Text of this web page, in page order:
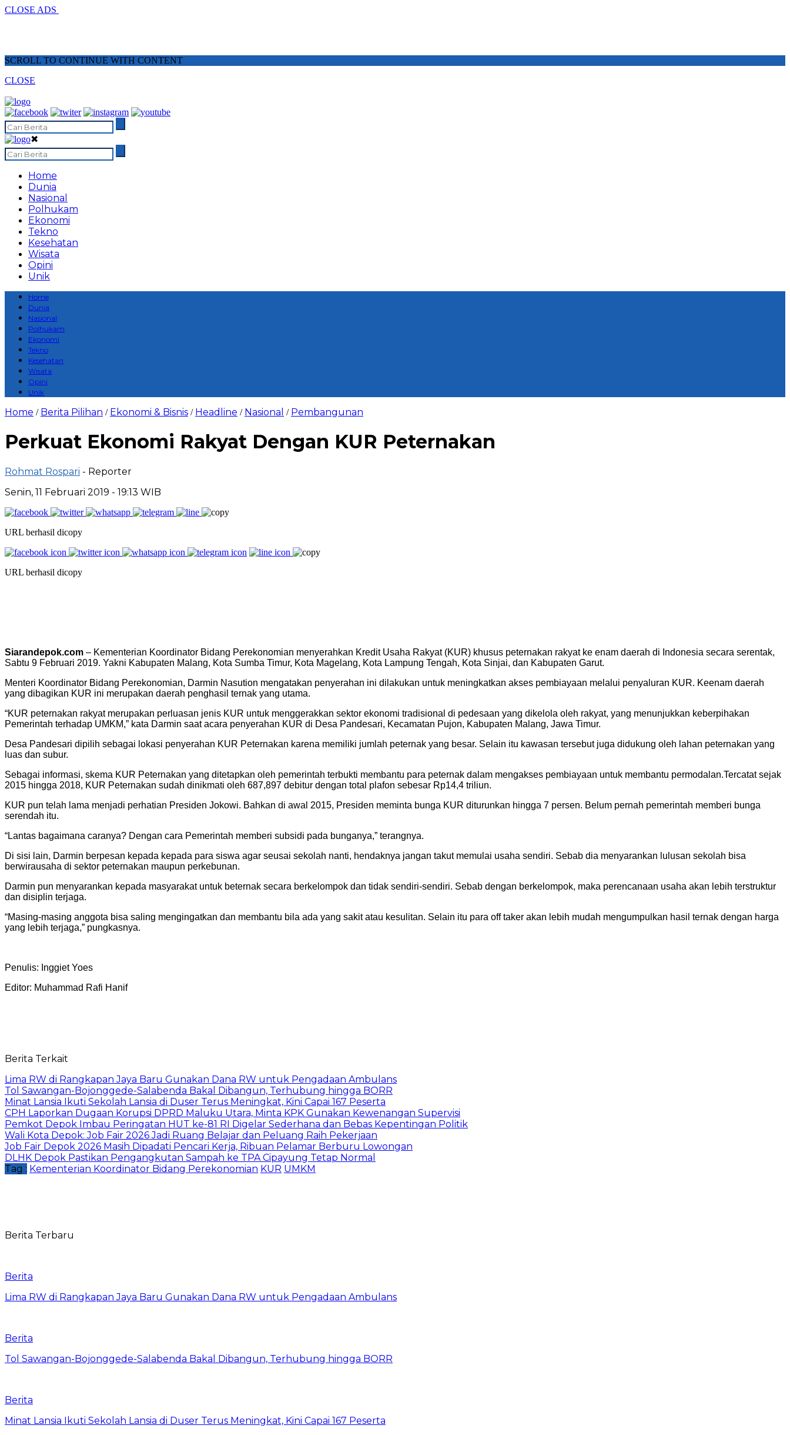
CLOSE ADS
SCROLL TO CONTINUE WITH CONTENT
CLOSE
✖
Home
Dunia
Nasional
Polhukam
Ekonomi
Tekno
Kesehatan
Wisata
Opini
Unik
Home
Dunia
Nasional
Polhukam
Ekonomi
Tekno
Kesehatan
Wisata
Opini
Unik
Home / Berita Pilihan / Ekonomi & Bisnis / Headline / Nasional / Pembangunan
Perkuat Ekonomi Rakyat Dengan KUR Peternakan
Rohmat Rospari - Reporter
Senin, 11 Februari 2019 - 19:13 WIB
URL berhasil dicopy
URL berhasil dicopy
Siarandepok.com – Kementerian Koordinator Bidang Perekonomian menyerahkan Kredit Usaha Rakyat (KUR) khusus peternakan rakyat ke enam daerah di Indonesia secara serentak,
Sabtu 9 Februari 2019. Yakni Kabupaten Malang, Kota Sumba Timur, Kota Magelang, Kota Lampung Tengah, Kota Sinjai, dan Kabupaten Garut.
Menteri Koordinator Bidang Perekonomian, Darmin Nasution mengatakan penyerahan ini dilakukan untuk meningkatkan akses pembiayaan melalui penyaluran KUR. Keenam daerah
yang dibagikan KUR ini merupakan daerah penghasil ternak yang utama.
“KUR peternakan rakyat merupakan perluasan jenis KUR untuk menggerakkan sektor ekonomi tradisional di pedesaan yang dikelola oleh rakyat, yang menunjukkan keberpihakan
Pemerintah terhadap UMKM,” kata Darmin saat acara penyerahan KUR di Desa Pandesari, Kecamatan Pujon, Kabupaten Malang, Jawa Timur.
Desa Pandesari dipilih sebagai lokasi penyerahan KUR Peternakan karena memiliki jumlah peternak yang besar. Selain itu kawasan tersebut juga didukung oleh lahan peternakan yang
luas dan subur.
Sebagai informasi, skema KUR Peternakan yang ditetapkan oleh pemerintah terbukti membantu para peternak dalam mengakses pembiayaan untuk membantu permodalan.Tercatat sejak
2015 hingga 2018, KUR Peternakan sudah dinikmati oleh 687,897 debitur dengan total plafon sebesar Rp14,4 triliun.
KUR pun telah lama menjadi perhatian Presiden Jokowi. Bahkan di awal 2015, Presiden meminta bunga KUR diturunkan hingga 7 persen. Belum pernah pemerintah memberi bunga
serendah itu.
“Lantas bagaimana caranya? Dengan cara Pemerintah memberi subsidi pada bunganya,” terangnya.
Di sisi lain, Darmin berpesan kepada kepada para siswa agar seusai sekolah nanti, hendaknya jangan takut memulai usaha sendiri. Sebab dia menyarankan lulusan sekolah bisa
berwirausaha di sektor peternakan maupun perkebunan.
Darmin pun menyarankan kepada masyarakat untuk beternak secara berkelompok dan tidak sendiri-sendiri. Sebab dengan berkelompok, maka perencanaan usaha akan lebih terstruktur
dan disiplin terjaga.
“Masing-masing anggota bisa saling mengingatkan dan membantu bila ada yang sakit atau kesulitan. Selain itu para off taker akan lebih mudah mengumpulkan hasil ternak dengan harga
yang lebih terjaga,” pungkasnya.
Penulis: Inggiet Yoes
Editor: Muhammad Rafi Hanif
Berita Terkait
Lima RW di Rangkapan Jaya Baru Gunakan Dana RW untuk Pengadaan Ambulans
Tol Sawangan-Bojonggede-Salabenda Bakal Dibangun, Terhubung hingga BORR
Minat Lansia Ikuti Sekolah Lansia di Duser Terus Meningkat, Kini Capai 167 Peserta
CPH Laporkan Dugaan Korupsi DPRD Maluku Utara, Minta KPK Gunakan Kewenangan Supervisi
Pemkot Depok Imbau Peringatan HUT ke-81 RI Digelar Sederhana dan Bebas Kepentingan Politik
Wali Kota Depok: Job Fair 2026 Jadi Ruang Belajar dan Peluang Raih Pekerjaan
Job Fair Depok 2026 Masih Dipadati Pencari Kerja, Ribuan Pelamar Berburu Lowongan
DLHK Depok Pastikan Pengangkutan Sampah ke TPA Cipayung Tetap Normal
Tag : Kementerian Koordinator Bidang Perekonomian KUR UMKM
Berita Terbaru
Berita
Lima RW di Rangkapan Jaya Baru Gunakan Dana RW untuk Pengadaan Ambulans
Berita
Tol Sawangan-Bojonggede-Salabenda Bakal Dibangun, Terhubung hingga BORR
Berita
Minat Lansia Ikuti Sekolah Lansia di Duser Terus Meningkat, Kini Capai 167 Peserta